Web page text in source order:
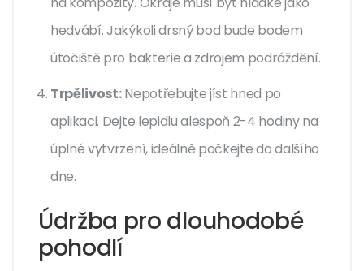
hedvábí. Jakýkoli drsný bod bude bodem
útočiště pro bakterie a zdrojem podráždění.
Trpělivost:Nepotřebujte jíst hned po
aplikaci. Dejte lepidlu alespoň 2-4 hodiny na
úplné vytvrzení, ideálně počkejte do dalšího
dne.
Údržba pro dlouhodobé
pohodlí